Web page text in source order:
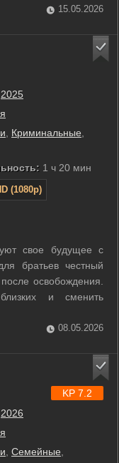
для участия в
15.05.2026
2025
Криминальные
1 ч 20 мин
(1080p)
свое будущее с
братьев честный
освобождения.
и сменить
труд. Однако
героев к
...
08.05.2026
2026
, Семейные,
KP 7.2